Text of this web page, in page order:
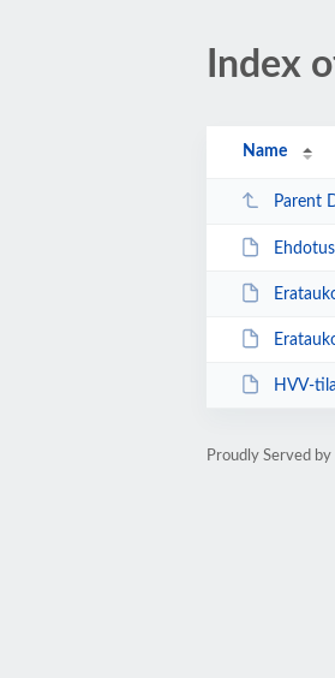
Index
Name
Parent
HVV-
Proudly Served